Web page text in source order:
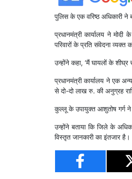
पुलिस के एक वरिष्ठ अधिकारी
प्रधानमंत्री कार्यालय ने
परिवारों के प्रति संवेदना व्यक्त
उन्होंने कहा, ‘मैं घायलों के शीघ्र
प्रधानमंत्री कार्यालय ने एक
से दो-दो लाख रु. की अनुग्रह
कुल्लू के उपायुक्त आशुतोष गर्ग
उन्होंने बताया कि जिले के
विस्तृत जानकारी का इंतजार है।